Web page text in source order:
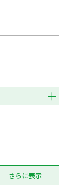
さらに表示